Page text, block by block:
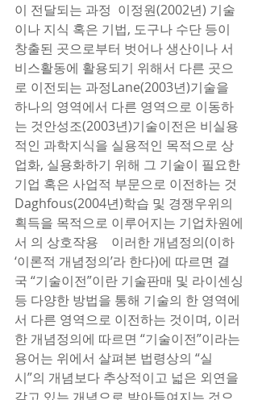
이 전달되는 과정  이정원(2002년) 기술
이나 지식 혹은 기법, 도구나 수단 등이
창출된 곳으로부터 벗어나 생산이나 서
비스활동에 활용되기 위해서 다른 곳으
로 이전되는 과정Lane(2003년)기술을
하나의 영역에서 다른 영역으로 이동하
는 것안성조(2003년)기술이전은 비실용
적인 과학지식을 실용적인 목적으로 상
업화, 실용화하기 위해 그 기술이 필요한
기업 혹은 사업적 부문으로 이전하는 것
Daghfous(2004년)학습 및 경쟁우위의
획득을 목적으로 이루어지는 기업차원에
서 의 상호작용    이러한 개념정의(이하
‘이론적 개념정의’라 한다)에 따르면 결
국 “기술이전”이란 기술판매 및 라이센싱
등 다양한 방법을 통해 기술의 한 영역에
서 다른 영역으로 이전하는 것이며, 이러
한 개념정의에 따르면 “기술이전”이라는
용어는 위에서 살펴본 법령상의 “실
시”의 개념보다 추상적이고 넓은 외연을